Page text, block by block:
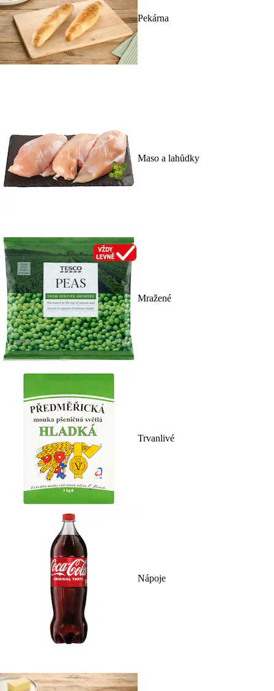
Pekárna
Maso a lahůdky
Mražené
Trvanlivé
Nápoje